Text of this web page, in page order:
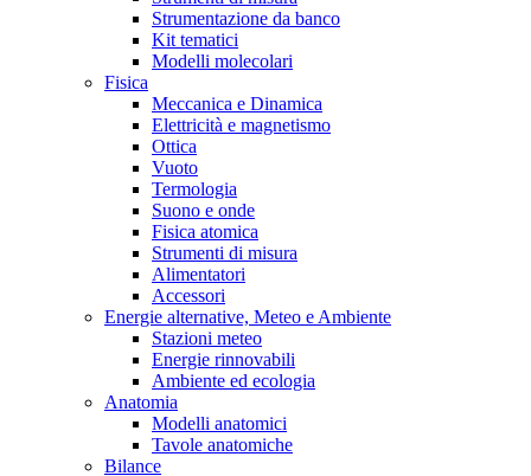
Strumentazione da banco
Kit tematici
Modelli molecolari
Fisica
Meccanica e Dinamica
Elettricità e magnetismo
Ottica
Vuoto
Termologia
Suono e onde
Fisica atomica
Strumenti di misura
Alimentatori
Accessori
Energie alternative, Meteo e Ambiente
Stazioni meteo
Energie rinnovabili
Ambiente ed ecologia
Anatomia
Modelli anatomici
Tavole anatomiche
Bilance